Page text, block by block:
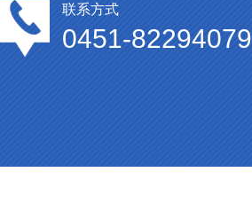
联系方式
0451-82294079